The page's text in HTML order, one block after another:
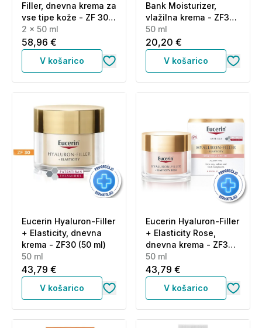
Filler, dnevna krema za
vse tipe kože - ZF 30 -
paket (2 x 50 ml)
2 x 50 ml
58,96 €
V košarico
Bank Moisturizer,
vlažilna krema - ZF30
(50 ml)
50 ml
20,20 €
V košarico
Eucerin Hyaluron-Filler
+ Elasticity, dnevna
krema - ZF30 (50 ml)
50 ml
43,79 €
V košarico
Eucerin Hyaluron-Filler
+ Elasticity Rose,
dnevna krema - ZF30
(50 ml)
50 ml
43,79 €
V košarico